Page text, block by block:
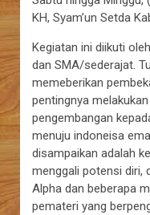
KH, Syam’un Setda
Kegiatan ini diikuti
dan SMA/sederajat.
memeberikan
pentingnya
pengembangan
menuju indoneisa
disampaikan adalah
menggali potensi diri,
Alpha dan beberapa
pemateri yang